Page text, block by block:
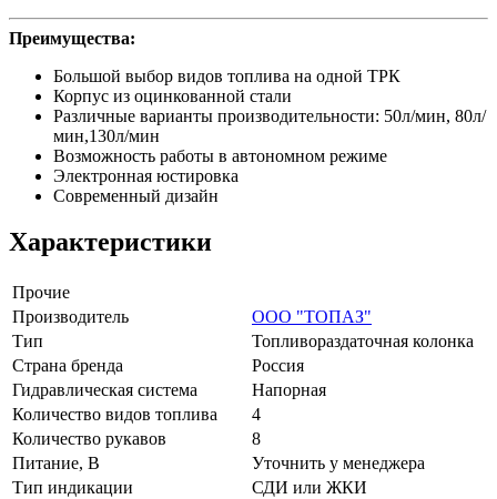
Преимущества:
Большой выбор видов топлива на одной ТРК
Корпус из оцинкованной стали
Различные варианты производительности: 50л/мин, 80л/
мин,130л/мин
Возможность работы в автономном режиме
Электронная юстировка
Современный дизайн
Характеристики
Прочие
Производитель
ООО "ТОПАЗ"
Тип
Топливораздаточная колонка
Страна бренда
Россия
Гидравлическая система
Напорная
Количество видов топлива
4
Количество рукавов
8
Питание, В
Уточнить у менеджера
Тип индикации
СДИ или ЖКИ